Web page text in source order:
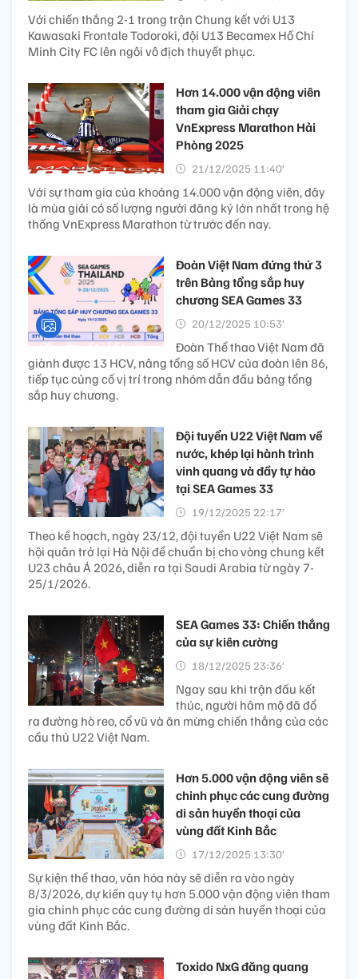
Với chiến thắng 2-1 trong trận Chung kết với U13
Kawasaki Frontale Todoroki, đội U13 Becamex Hồ Chí
Minh City FC lên ngôi vô địch thuyết phục.
Hơn 14.000 vận động viên
tham gia Giải chạy
VnExpress Marathon Hải
Phòng 2025
21/12/2025 11:40’
Với sự tham gia của khoảng 14.000 vận động viên, đây
là mùa giải có số lượng người đăng ký lớn nhất trong hệ
thống VnExpress Marathon từ trước đến nay.
Đoàn Việt Nam đứng thứ 3
trên Bảng tổng sắp huy
chương SEA Games 33
20/12/2025 10:53’
Đoàn Thể thao Việt Nam đã
giành được 13 HCV, nâng tổng số HCV của đoàn lên 86,
tiếp tục củng cố vị trí trong nhóm dẫn đầu bảng tổng
sắp huy chương.
Đội tuyển U22 Việt Nam về
nước, khép lại hành trình
vinh quang và đầy tự hào
tại SEA Games 33
19/12/2025 22:17’
Theo kế hoạch, ngày 23/12, đội tuyển U22 Việt Nam sẽ
hội quân trở lại Hà Nội để chuẩn bị cho vòng chung kết
U23 châu Á 2026, diễn ra tại Saudi Arabia từ ngày 7-
25/1/2026.
SEA Games 33: Chiến thắng
của sự kiên cường
18/12/2025 23:36’
Ngay sau khi trận đấu kết
thúc, người hâm mộ đã đổ
ra đường hò reo, cổ vũ và ăn mừng chiến thắng của các
cầu thủ U22 Việt Nam.
Hơn 5.000 vận động viên sẽ
chinh phục các cung đường
di sản huyền thoại của
vùng đất Kinh Bắc
17/12/2025 13:30’
Sự kiện thể thao, văn hóa này sẽ diễn ra vào ngày
8/3/2026, dự kiến quy tụ hơn 5.000 vận động viên tham
gia chinh phục các cung đường di sản huyền thoại của
vùng đất Kinh Bắc.
Toxido NxG đăng quang